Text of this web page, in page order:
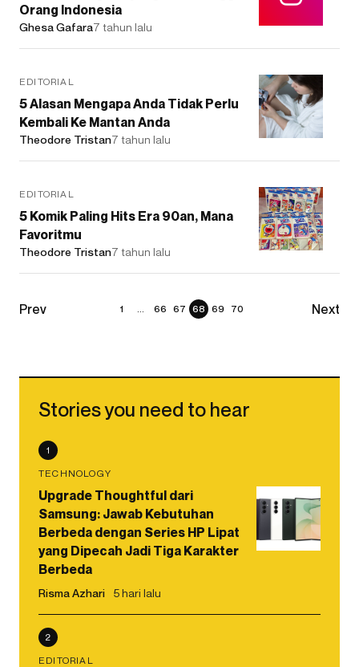
Orang Indonesia
Ghesa Gafara7 tahun lalu
EDITORIAL
5 Alasan Mengapa Anda Tidak Perlu
Kembali Ke Mantan Anda
Theodore Tristan7 tahun lalu
EDITORIAL
5 Komik Paling Hits Era 90an, Mana
Favoritmu
Theodore Tristan7 tahun lalu
1 ... 66 67 68 69 70
Stories you need to hear
1
TECHNOLOGY
Upgrade Thoughtful dari
Samsung: Jawab Kebutuhan
Berbeda dengan Series HP Lipat
yang Dipecah Jadi Tiga Karakter
Berbeda
Risma Azhari 5 hari lalu
2
EDITORIAL